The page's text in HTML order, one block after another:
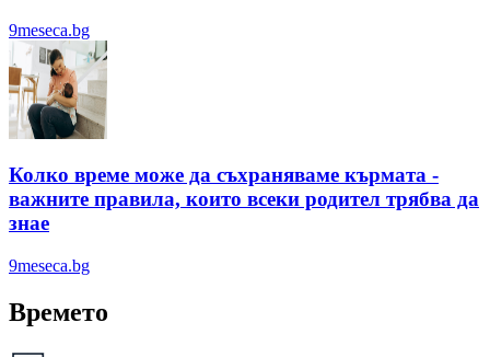
9meseca.bg
Колко време може да съхраняваме кърмата -
важните правила, които всеки родител трябва да
знае
9meseca.bg
Времето